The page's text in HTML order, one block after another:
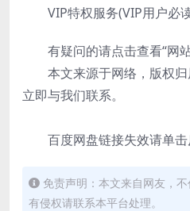
VIP特权服务(VIP用户必读
有疑问的请点击查看“网
本文来源于网络，版权归
立即与我们联系。
百度网盘链接失效请单击
免责声明：本文来自网友，
有侵权请联系本平台处理。